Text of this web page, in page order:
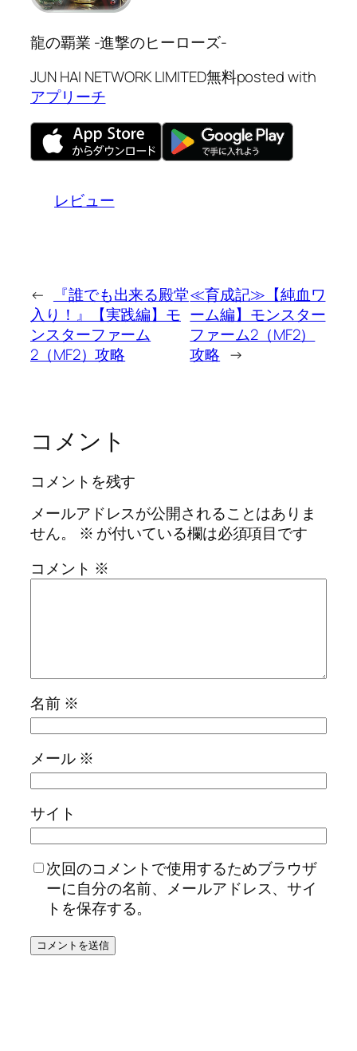
龍の覇業 -進撃のヒーローズ-
JUN HAI NETWORK LIMITED無料posted with
アプリーチ
レビュー
←
『誰でも出来る殿堂
入り！』【実践編】モ
ンスターファーム
2（MF2）攻略
≪育成記≫【純血ワ
ーム編】モンスター
ファーム2（MF2）
攻略 →
コメント
コメントを残す
メールアドレスが公開されることはありま
せん。
※ が付いている欄は必須項目です
コメント ※
名前 ※
メール ※
サイト
次回のコメントで使用するためブラウザ
ーに自分の名前、メールアドレス、サイ
トを保存する。